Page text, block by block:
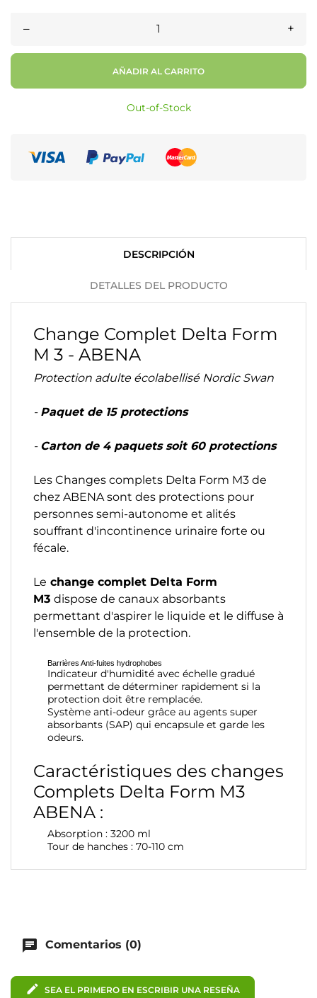
– +
AÑADIR AL CARRITO
Out-of-Stock
DESCRIPCIÓN
DETALLES DEL PRODUCTO
Change Complet Delta Form
M 3 - ABENA
Protection adulte écolabellisé Nordic Swan
- Paquet de 15 protections
- Carton de 4 paquets soit 60 protections
Les Changes complets Delta Form M3 de
chez ABENA sont des protections pour
personnes semi-autonome et alités
souffrant d'incontinence urinaire forte ou
fécale.
Le change complet Delta Form
M3 dispose de canaux absorbants
permettant d'aspirer le liquide et le diffuse à
l'ensemble de la protection.
Barrières Anti-fuites hydrophobes
Indicateur d'humidité avec échelle gradué
permettant de déterminer rapidement si la
protection doit être remplacée.
Système anti-odeur grâce au agents super
absorbants (SAP) qui encapsule et garde les
odeurs.
Caractéristiques des changes
Complets Delta Form M3
ABENA :
Absorption : 3200 ml
Tour de hanches : 70-110 cm
chat Comentarios (0)
edit SEA EL PRIMERO EN ESCRIBIR UNA RESEÑA